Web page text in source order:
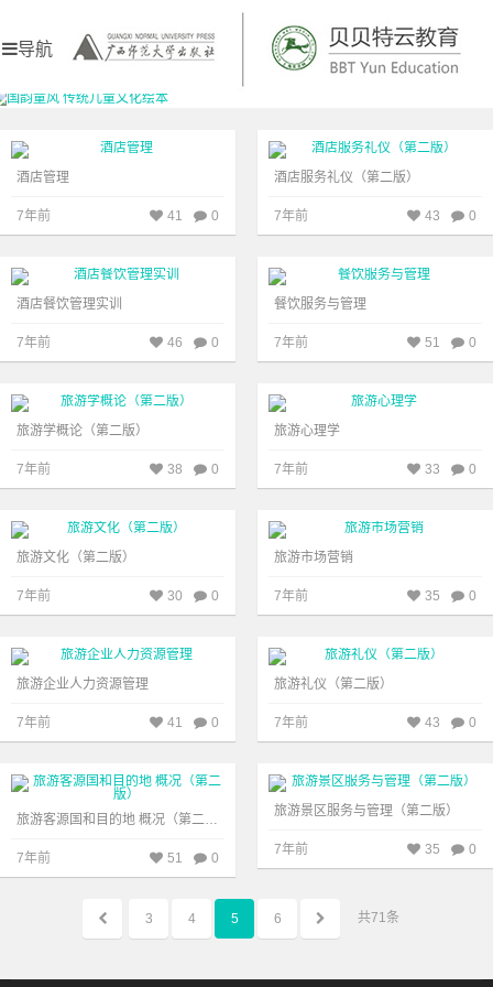
导航
admin 首页
登录 注册
酒店管理
高校教材1
7年前 0
41
酒店服务礼仪（第二版）
7年前 0
43
酒店餐饮管理实训
高校教材1 350
7年前 0
46
餐饮服务与管理
高校教材1 408
7年前 0
51
旅游学概论（第二版）
高校教材1 507
7年前 0
38
旅游心理学
高校教材1 379
7年前 0
33
旅游文化（第二版）
高校教材1 337
7年前 0
30
旅游市场营销
高校教材1 342
7年前 0
35
旅游企业人力资源管理
高校教材1 285
7年前 0
41
旅游礼仪（第二版）
高校教材1 363
7年前 0
43
旅游客源国和目的地 概况（第二版）
高校教材1 500
7年前 0
51
旅游景区服务与管理（第二版）
高校教材1 502
7年前 0
35
3 4 5 6 共71条